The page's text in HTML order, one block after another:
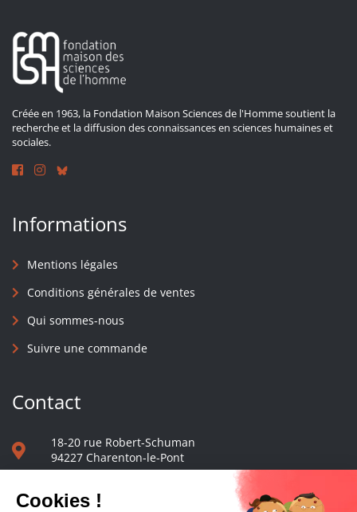
Créée en 1963, la Fondation Maison Sciences de l'Homme soutient la
recherche et la diffusion des connaissances en sciences humaines et
sociales.
Informations
Mentions légales
Conditions générales de ventes
Qui sommes-nous
Suivre une commande
Contact
18-20 rue Robert-Schuman
94227 Charenton-le-Pont